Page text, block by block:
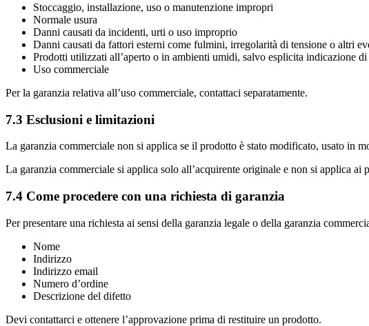
Stoccaggio, installazione, uso o manutenzione impropri
Normale usura
Danni causati da incidenti, urti o uso improprio
Danni causati da fattori esterni come fulmini, irregolarità di tensione o altri
Prodotti utilizzati all’aperto o in ambienti umidi, salvo esplicita indicazione di
Uso commerciale
Per la garanzia relativa all’uso commerciale, contattaci separatamente.
7.3 Esclusioni e limitazioni
La garanzia commerciale non si applica se il prodotto è stato modificato, usato in
La garanzia commerciale si applica solo all’acquirente originale e non si applica
7.4 Come procedere con una richiesta di garanzia
Per presentare una richiesta ai sensi della garanzia legale o della garanzia
Nome
Indirizzo
Indirizzo email
Numero d’ordine
Descrizione del difetto
Devi contattarci e ottenere l’approvazione prima di restituire un prodotto.